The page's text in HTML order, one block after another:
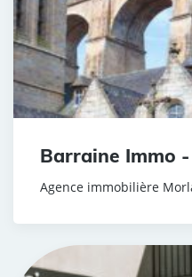
Barraine Immo
Agence immobilière